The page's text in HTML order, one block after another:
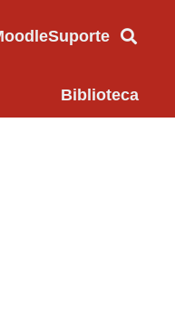
Suporte
Biblioteca